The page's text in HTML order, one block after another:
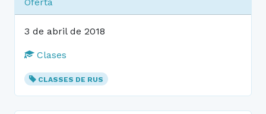
3 de abril de 2018
Clases
CLASSES DE RUS